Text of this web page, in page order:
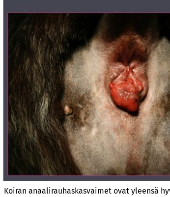
Koiran anaalirauhaskasvaimet ovat yleensä